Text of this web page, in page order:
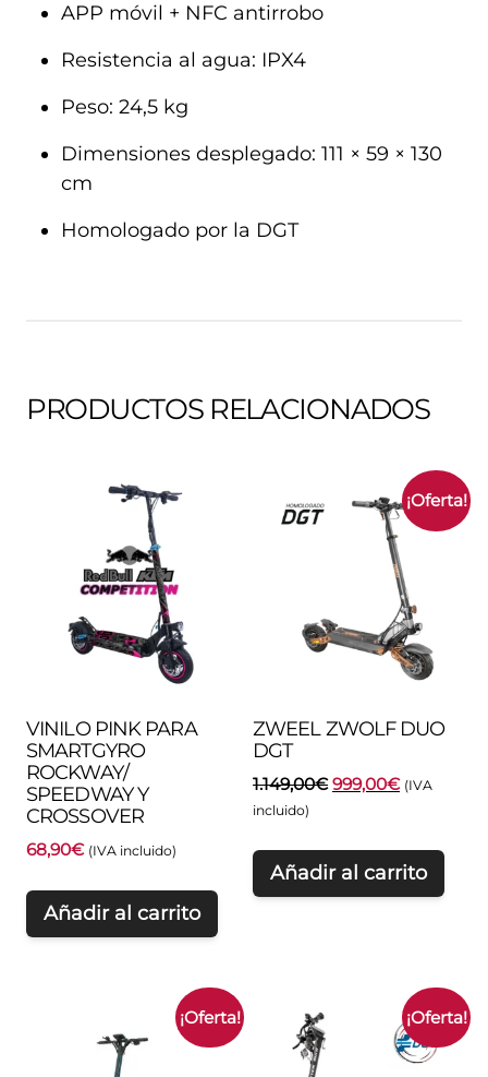
APP móvil + NFC antirrobo
Resistencia al agua: IPX4
Peso: 24,5 kg
Dimensiones desplegado: 111 × 59 × 130
cm
Homologado por la DGT
PRODUCTOS RELACIONADOS
VINILO PINK PARA
SMARTGYRO
ROCKWAY/
SPEEDWAY Y
CROSSOVER
68,90€ (IVA incluido)
Añadir al carrito
¡Oferta!
ZWEEL ZWOLF DUO
DGT
1.149,00€ El
era:
1.149,00€.
999,00€El
999,00€.
(IVA
incluido)
Añadir al carrito
¡Oferta! ¡Oferta!